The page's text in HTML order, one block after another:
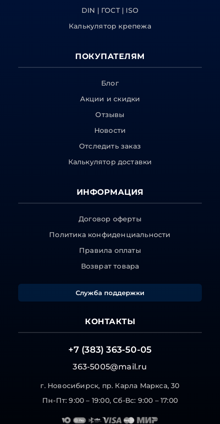
DIN | ГОСТ | ISO
Калькулятор крепежа
ПОКУПАТЕЛЯМ
Блог
Акции и скидки
Отзывы
Новости
Отследить заказ
Калькулятор доставки
ИНФОРМАЦИЯ
Договор оферты
Политика конфиденциальности
Правила оплаты
Возврат товара
Служба поддержки
КОНТАКТЫ
+7 (383) 363-50-05
363-5005@mail.ru
г. Новосибирск, пр. Карла Маркса, 30
Пн-Пт: 9:00 – 19:00, Сб-Вс: 9:00 – 17:00